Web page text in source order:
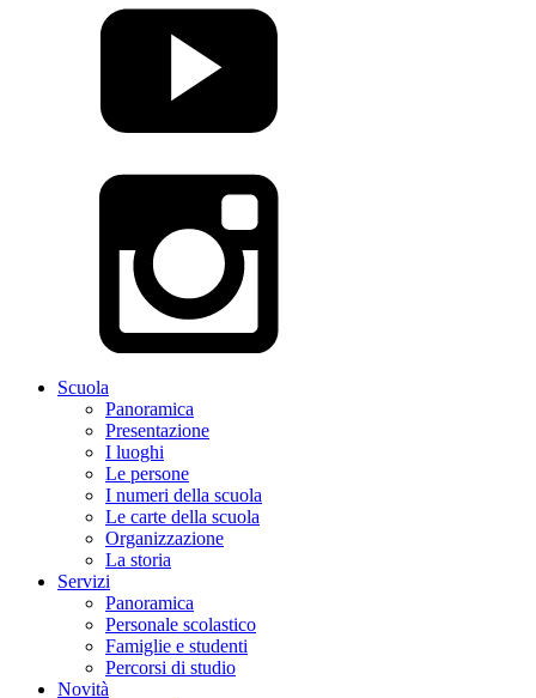
Scuola
Panoramica
Presentazione
I luoghi
Le persone
I numeri della scuola
Le carte della scuola
Organizzazione
La storia
Servizi
Panoramica
Personale scolastico
Famiglie e studenti
Percorsi di studio
Novità